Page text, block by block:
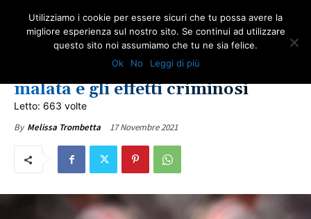
Progetto Amianto: la società
malata e gli effetti criminosi
Letto: 663 volte
By Melissa Trombetta 17 Novembre 2021
Utilizziamo i cookie per essere sicuri che tu possa avere la
migliore esperienza sul nostro sito. Se continui ad utilizzare
questo sito noi assumiamo che tu ne sia felice.
Ok
No Leggi di più